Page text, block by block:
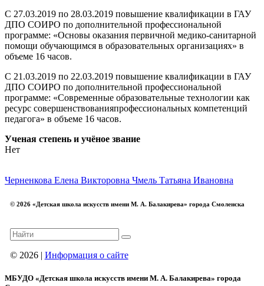
С 27.03.2019 по 28.03.2019 повышение квалификации в ГАУ
ДПО СОИРО по дополнительной профессиональной
программе: «Основы оказания первичной медико-санитарной
помощи обучающимся в образовательных организациях» в
объеме 16 часов.
С 21.03.2019 по 22.03.2019 повышение квалификации в ГАУ
ДПО СОИРО по дополнительной профессиональной
программе: «Современные образовательные технологии как
ресурс совершенствованияпрофессиональных компетенций
педагога» в объеме 16 часов.
Ученая степень и учёное звание
Нет
Черненкова Елена Викторовна Чмель Татьяна Ивановна
© 2026 «Детская школа искусств имени М. А. Балакирева» города Смоленска
© 2026 | Информация о сайте
МБУДО «Детская школа искусств имени М. А. Балакирева» города